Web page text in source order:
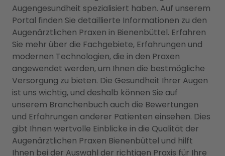
Augengesundheit spezialisiert haben. Auf unserem
Portal finden Sie detaillierte Informationen zu den
Augenärztlichen Praxen in Bienenbüttel. Erfahren
Sie mehr über die Fachgebiete, Erfahrungen und
modernen Technologien, die in den Praxen
angewendet werden, um Ihnen die bestmögliche
Versorgung zu bieten. Die Gesundheit Ihrer Augen
ist uns wichtig, und deshalb können Sie auf
unserem Branchenbuch auch die Bewertungen
und Erfahrungen anderer Patienten einsehen. Dies
gibt Ihnen wertvolle Einblicke in die Qualität der
Augenärztlichen Praxen Bienenbüttel und hilft
Ihnen bei der Auswahl der richtigen Praxis für Ihre